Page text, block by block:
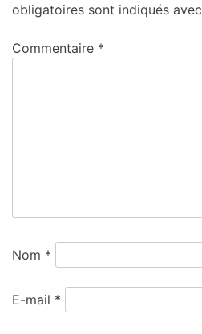
obligatoires sont indiqués avec
Commentaire *
Nom *
E-mail *